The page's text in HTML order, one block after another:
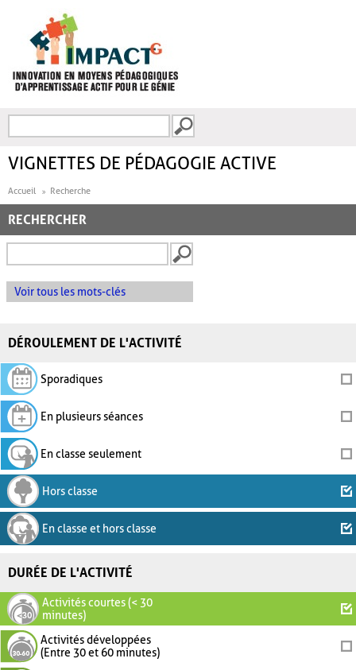
FORMULAIRE DE
VIGNETTES DE PÉDAGOGIE ACTIVE
Accueil Recherche
RECHERCHER
Voir tous les mots-clés
DÉROULEMENT DE L'ACTIVITÉ
Sporadiques
En plusieurs séances
En classe seulement
Hors classe
En classe et hors classe
DURÉE DE L'ACTIVITÉ
Activités courtes (< 30
minutes)
Activités développées
(Entre 30 et 60 minutes)